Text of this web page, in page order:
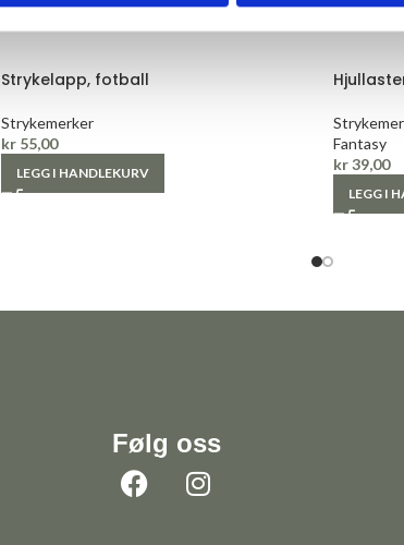
Strykelapp, fotball
Strykemerker
kr55,00
LEGG I HANDLEKURV
Fantasy
kr39,00
LEGG I
Følg oss